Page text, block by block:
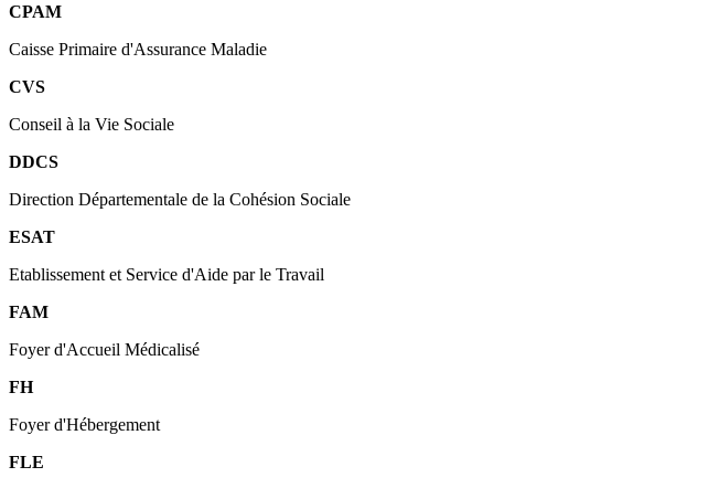
CPAM
Caisse Primaire d'Assurance Maladie
CVS
Conseil à la Vie Sociale
DDCS
Direction Départementale de la Cohésion Sociale
ESAT
Etablissement et Service d'Aide par le Travail
FAM
Foyer d'Accueil Médicalisé
FH
Foyer d'Hébergement
FLE